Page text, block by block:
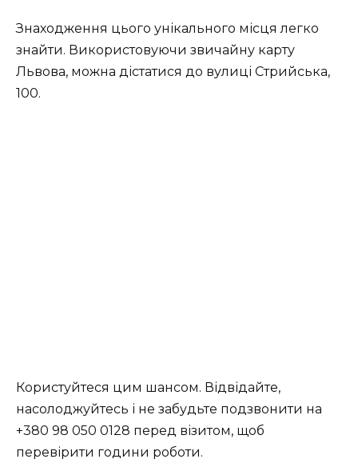
Знаходження цього унікального місця легко
знайти. Використовуючи звичайну карту
Львова, можна дістатися до вулиці Стрийська,
100.
Користуйтеся цим шансом. Відвідайте,
насолоджуйтесь і не забудьте подзвонити на
+380 98 050 0128 перед візитом, щоб
перевірити години роботи.